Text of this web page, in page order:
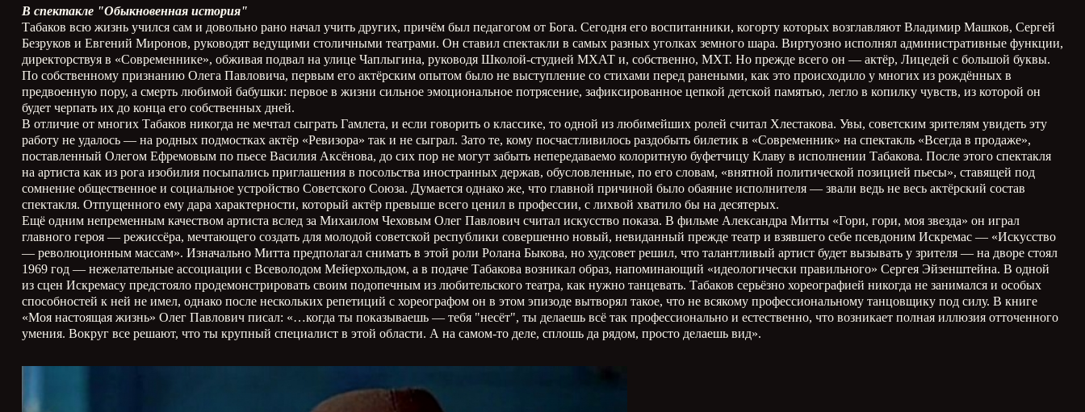
В спектакле "Обыкновенная история"
Табаков всю жизнь учился сам и довольно рано начал учить других, причём был педагогом от Бога. Сегодня его воспитанники, когорту которых возглавляют Владимир Машков, Сергей
Безруков и Евгений Миронов, руководят ведущими столичными театрами. Он ставил спектакли в самых разных уголках земного шара. Виртуозно исполнял административные функции,
директорствуя в «Современнике», обживая подвал на улице Чаплыгина, руководя Школой-студией МХАТ и, собственно, МХТ. Но прежде всего он — актёр, Лицедей с большой буквы.
По собственному признанию Олега Павловича, первым его актёрским опытом было не выступление со стихами перед ранеными, как это происходило у многих из рождённых в
предвоенную пору, а смерть любимой бабушки: первое в жизни сильное эмоциональное потрясение, зафиксированное цепкой детской памятью, легло в копилку чувств, из которой он
будет черпать их до конца его собственных дней.
В отличие от многих Табаков никогда не мечтал сыграть Гамлета, и если говорить о классике, то одной из любимейших ролей считал Хлестакова. Увы, советским зрителям увидеть эту
работу не удалось — на родных подмостках актёр «Ревизора» так и не сыграл. Зато те, кому посчастливилось раздобыть билетик в «Современник» на спектакль «Всегда в продаже»,
поставленный Олегом Ефремовым по пьесе Василия Аксёнова, до сих пор не могут забыть непередаваемо колоритную буфетчицу Клаву в исполнении Табакова. После этого спектакля
на артиста как из рога изобилия посыпались приглашения в посольства иностранных держав, обусловленные, по его словам, «внятной политической позицией пьесы», ставящей под
сомнение общественное и социальное устройство Советского Союза. Думается однако же, что главной причиной было обаяние исполнителя — звали ведь не весь актёрский состав
спектакля. Отпущенного ему дара характерности, который актёр превыше всего ценил в профессии, с лихвой хватило бы на десятерых.
Ещё одним непременным качеством артиста вслед за Михаилом Чеховым Олег Павлович считал искусство показа. В фильме Александра Митты «Гори, гори, моя звезда» он играл
главного героя — режиссёра, мечтающего создать для молодой советской республики совершенно новый, невиданный прежде театр и взявшего себе псевдоним Искремас — «Искусство
— революционным массам». Изначально Митта предполагал снимать в этой роли Ролана Быкова, но худсовет решил, что талантливый артист будет вызывать у зрителя — на дворе стоял
1969 год — нежелательные ассоциации с Всеволодом Мейерхольдом, а в подаче Табакова возникал образ, напоминающий «идеологически правильного» Сергея Эйзенштейна. В одной
из сцен Искремасу предстояло продемонстрировать своим подопечным из любительского театра, как нужно танцевать. Табаков серьёзно хореографией никогда не занимался и особых
способностей к ней не имел, однако после нескольких репетиций с хореографом он в этом эпизоде вытворял такое, что не всякому профессиональному танцовщику под силу. В книге
«Моя настоящая жизнь» Олег Павлович писал: «…когда ты показываешь — тебя "несёт", ты делаешь всё так профессионально и естественно, что возникает полная иллюзия отточенного
умения. Вокруг все решают, что ты крупный специалист в этой области. А на самом-то деле, сплошь да рядом, просто делаешь вид».